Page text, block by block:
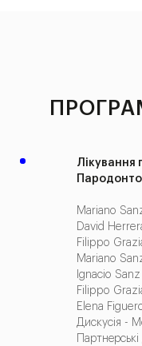
Лікування
Mariano
David
Filippo
Mariano
Ignacio
Filippo
Elena
Дискусія -
Партнерські